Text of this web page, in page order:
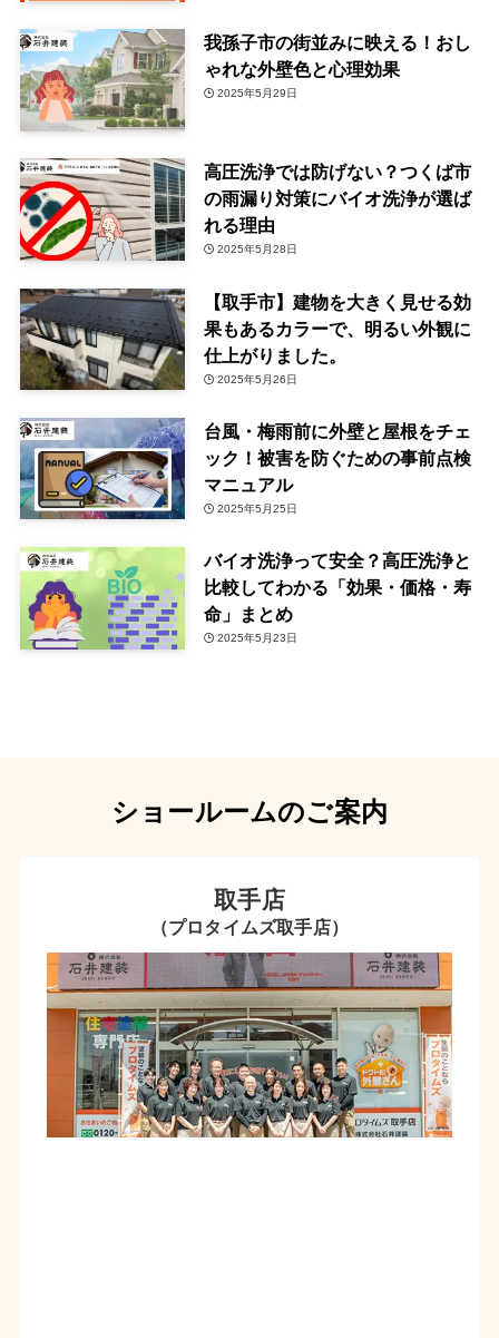
我孫子市の街並みに映える！おし
ゃれな外壁色と心理効果
2025年5月29日
高圧洗浄では防げない？つくば市
の雨漏り対策にバイオ洗浄が選ば
れる理由
2025年5月28日
【取手市】建物を大きく見せる効
果もあるカラーで、明るい外観に
仕上がりました。
2025年5月26日
台風・梅雨前に外壁と屋根をチェ
ック！被害を防ぐための事前点検
マニュアル
2025年5月25日
バイオ洗浄って安全？高圧洗浄と
比較してわかる「効果・価格・寿
命」まとめ
2025年5月23日
ショールームのご案内
取手店
（プロタイムズ取手店）